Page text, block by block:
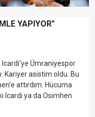
YAPIYOR"
Ümraniyespor
Kariyer asistim oldu. Bu
attırdım. Hücuma
Icardi ya da Osimhen